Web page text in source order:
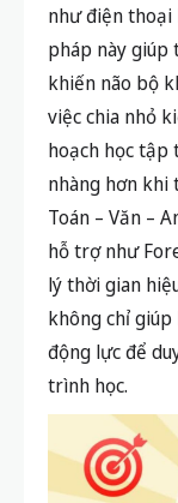
như điện thoại
pháp này giúp
khiến não bộ
việc chia nhỏ
hoạch học tập
nhàng hơn khi
Toán – Văn –
hỗ trợ như
lý thời gian
không chỉ
động lực để
trình học.